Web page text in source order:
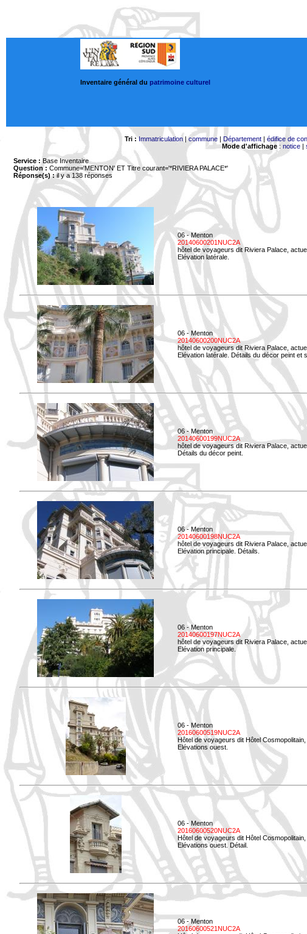
Inventaire général du patrimoine culturel
Tri : Immatriculation|commune| Département| édifice de
Mode d'affichage: notice|
Service : Base Inventaire
Question : Commune='MENTON' ET Titre courant='*RIVIERA PALACE*'
Réponse(s) :il y a 138 réponses
06 - Menton
20140600201NUC2A
hôtel de voyageurs dit Riviera Palace,
Elévation latérale.
06 - Menton
20140600200NUC2A
hôtel de voyageurs dit Riviera Palace,
Elévation latérale. Détails du décor peint et
06 - Menton
20140600199NUC2A
hôtel de voyageurs dit Riviera Palace,
Détails du décor peint.
06 - Menton
20140600198NUC2A
hôtel de voyageurs dit Riviera Palace,
Elévation principale. Détails.
06 - Menton
20140600197NUC2A
hôtel de voyageurs dit Riviera Palace,
Elévation principale.
06 - Menton
20160600519NUC2A
Hôtel de voyageurs dit Hôtel
Elévations ouest.
06 - Menton
20160600520NUC2A
Hôtel de voyageurs dit Hôtel
Elévations ouest. Détail.
06 - Menton
20160600521NUC2A